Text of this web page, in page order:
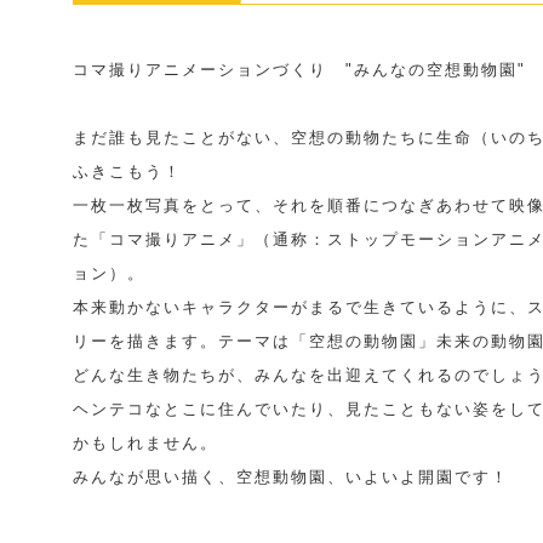
コマ撮りアニメーションづくり "みんなの空想動物園"
まだ誰も見たことがない、空想の動物たちに生命（いの
ふきこもう！
一枚一枚写真をとって、それを順番につなぎあわせて映
た「コマ撮りアニメ」（通称：ストップモーションアニ
ョン）。
本来動かないキャラクターがまるで生きているように、
リーを描きます。テーマは「空想の動物園」未来の動物
どんな生き物たちが、みんなを出迎えてくれるのでしょ
ヘンテコなとこに住んでいたり、見たこともない姿をし
かもしれません。
みんなが思い描く、空想動物園、いよいよ開園です！